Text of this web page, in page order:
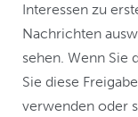
Interessen zu
Nachrichten
sehen. Wenn Sie
Sie diese
verwenden oder